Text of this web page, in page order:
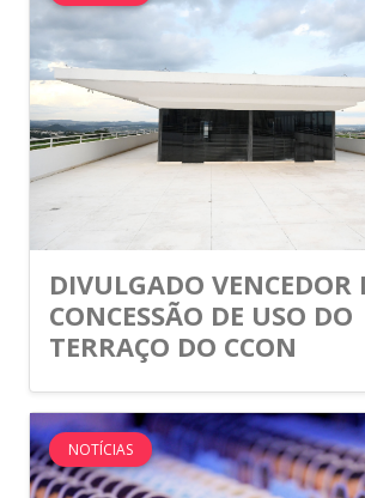
DIVULGADO VENCEDOR
CONCESSÃO DE USO DO
TERRAÇO DO CCON
NOTÍCIAS